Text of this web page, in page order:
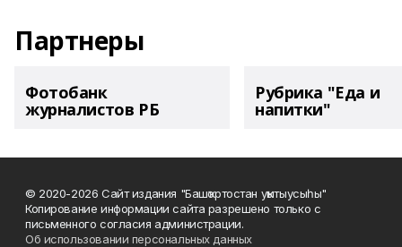
Партнеры
Фотобанк
журналистов РБ
Рубрика "Еда и
напитки"
© 2020-2026 Сайт издания "Башҡортостан уҡытыусыһы"
Копирование информации сайта разрешено только с
письменного согласия администрации.
Об использовании персональных данных